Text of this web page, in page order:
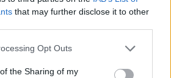
that may further disclose it to other
app uses one or more Google
or usage behaviour. You may click to
Opt Outs
the Sharing of my
All The Worms In The